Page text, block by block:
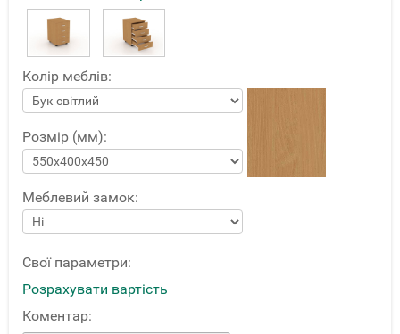
Колір меблів:
Розмір (мм):
Меблевий замок:
Свої параметри:
Розрахувати вартість
Коментар: